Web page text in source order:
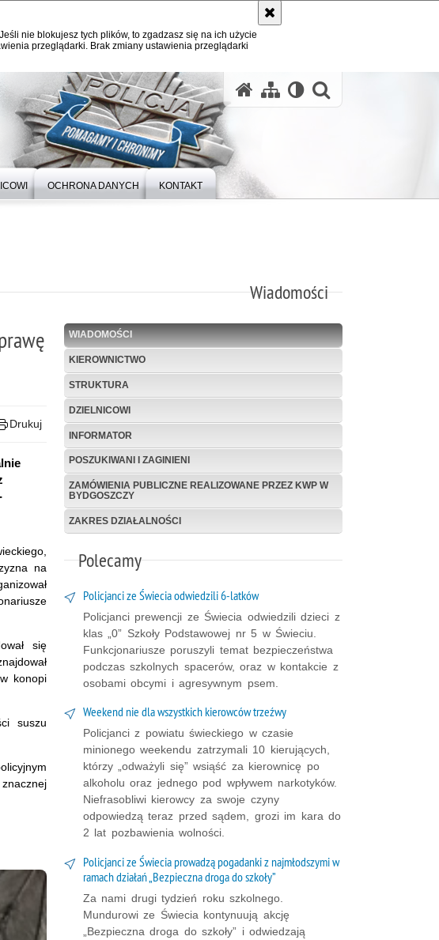
nie blokujesz tych plików, to zgadzasz się na ich użycie
przeglądarki. Brak zmiany ustawienia przeglądarki
OCHRONA DANYCH KONTAKT
Wiadomości
Drukuj
na
się
konopi
suszu
WIADOMOŚCI
KIEROWNICTWO
STRUKTURA
DZIELNICOWI
INFORMATOR
POSZUKIWANI I ZAGINIENI
ZAMÓWIENIA PUBLICZNE REALIZOWANE PRZEZ KWP W
BYDGOSZCZY
ZAKRES DZIAŁALNOŚCI
Polecamy
Policjanci ze Świecia odwiedzili 6-latków
Policjanci prewencji ze Świecia odwiedzili dzieci z
klas „0” Szkoły Podstawowej nr 5 w Świeciu.
Funkcjonariusze poruszyli temat bezpieczeństwa
podczas szkolnych spacerów, oraz w kontakcie z
osobami obcymi i agresywnym psem.
Weekend nie dla wszystkich kierowców trzeźwy
Policjanci z powiatu świeckiego w czasie
minionego weekendu zatrzymali 10 kierujących,
którzy „odważyli się” wsiąść za kierownicę po
alkoholu oraz jednego pod wpływem narkotyków.
Niefrasobliwi kierowcy za swoje czyny
odpowiedzą teraz przed sądem, grozi im kara do
2 lat pozbawienia wolności.
Policjanci ze Świecia prowadzą pogadanki z najmłodszymi w
ramach działań „Bezpieczna droga do szkoły”
Za nami drugi tydzień roku szkolnego.
Mundurowi ze Świecia kontynuują akcję
„Bezpieczna droga do szkoły” i odwiedzają